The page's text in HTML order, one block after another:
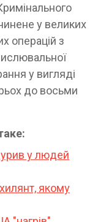
у великих
операцій з
у вигляді
до восьми
у людей
якому